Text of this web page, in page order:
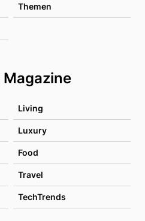
Themen
Magazine
Living
Luxury
Food
Travel
TechTrends